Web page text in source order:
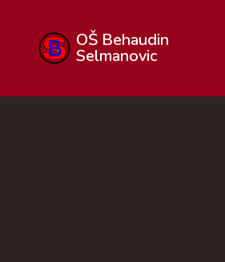
OŠ Behaudin
Selmanovic